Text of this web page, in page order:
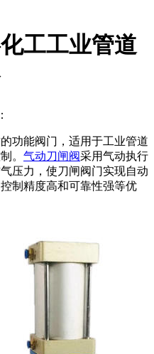
工工业管道
功能阀门，适用于工业管道
。 气动刀闸阀采用气动执行
压力，使刀闸阀门实现自动
制精度高和可靠性强等优